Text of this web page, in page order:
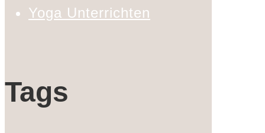
Yoga Unterrichten
Tags